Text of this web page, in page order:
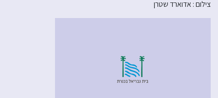
צילום : אדוארד שטרן